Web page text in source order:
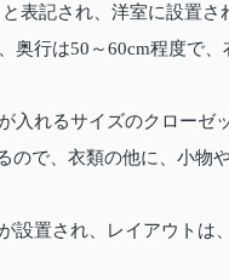
表記され、洋室に設置さ
奥行は50～60cm程度で
入れるサイズのクローゼ
ので、衣類の他に、小物
設置され、レイアウトは